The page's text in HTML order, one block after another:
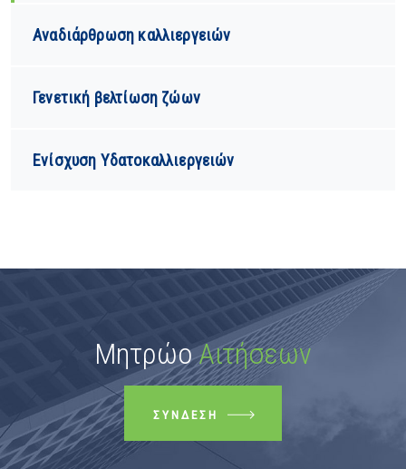
Αναδιάρθρωση καλλιεργειών
Γενετική βελτίωση ζώων
Ενίσχυση Υδατοκαλλιεργειών
ΜητρώοΑιτήσεων
ΣΎΝΔΕΣΗ